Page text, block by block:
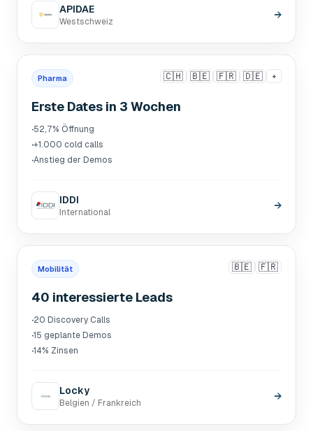
APIDAE
Westschweiz
→
Pharma 🇨🇭 🇧🇪 🇫🇷 🇩🇪 +
Erste Dates in 3 Wochen
·52,7% Öffnung
·+1.000 cold calls
·Anstieg der Demos
IDDI
International
→
Mobilität 🇧🇪 🇫🇷
40 interessierte Leads
·20 Discovery Calls
·15 geplante Demos
·14% Zinsen
Locky
Belgien / Frankreich
→